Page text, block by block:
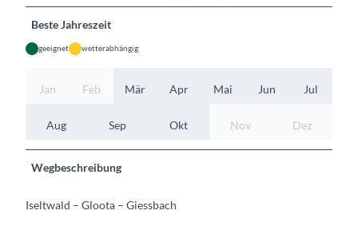
Beste Jahreszeit
geeignet wetterabhängig
Jan Feb Mär Apr Mai Jun Jul
Aug Sep Okt Nov Dez
Wegbeschreibung
Iseltwald – Gloota – Giessbach